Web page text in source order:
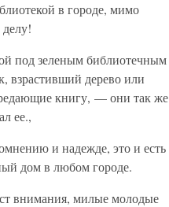
в городе, мимо
под зеленым библиотечным
взрастивший дерево или
книгу, — они так же
ее.,
и надежде, это и есть
дом в любом городе.
внимания, милые молодые